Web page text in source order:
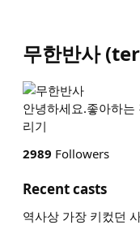
무한반사 (
안녕하세요.좋아하
리기
2989 Followers
Recent casts
역사상 가장 키컸던